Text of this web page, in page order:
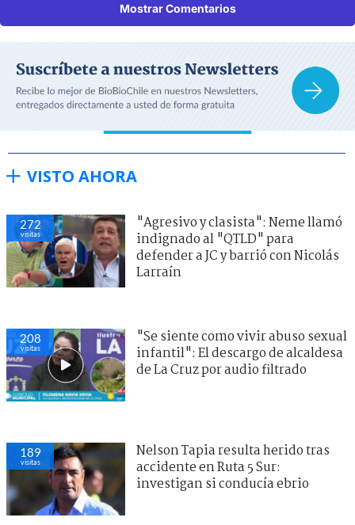
Mostrar Comentarios
VISTO AHORA
272
visitas
"Agresivo y clasista": Neme llamó
indignado al "QTLD" para
defender a JC y barrió con Nicolás
Larraín
208
visitas
"Se siente como vivir abuso sexual
infantil": El descargo de alcaldesa
de La Cruz por audio filtrado
189
visitas
Nelson Tapia resulta herido tras
accidente en Ruta 5 Sur:
investigan si conducía ebrio